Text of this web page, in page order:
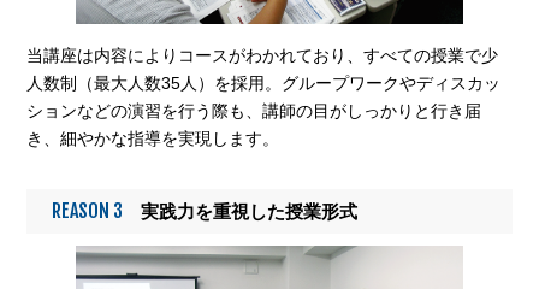
当講座は内容によりコースがわかれており、すべての授業で少
人数制（最大人数35人）を採用。グループワークやディスカッ
ションなどの演習を行う際も、講師の目がしっかりと行き届
き、細やかな指導を実現します。
REASON 3 実践力を重視した授業形式